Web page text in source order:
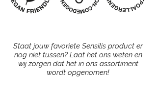
Staat jouw favoriete Sensilis product er
nog niet tussen? Laat het ons weten en
wij zorgen dat het in ons assortiment
wordt opgenomen!